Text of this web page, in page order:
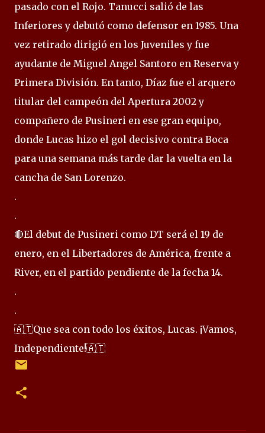
pasado con el Rojo. Tanucci salió de las
Inferiores y debutó como defensor en 1985. Una
vez retirado dirigió en los Juveniles y fue
ayudante de Miguel Angel Santoro en Reserva y
Primera División. En tanto, Díaz fue el arquero
titular del campeón del Apertura 2002 y
compañero de Pusineri en ese gran equipo,
donde Lucas hizo el gol decisivo contra Boca
para una semana más tarde dar la vuelta en la
cancha de San Lorenzo.
.
.
🔴El debut de Pusineri como DT será el 19 de
enero, en el Libertadores de América, frente a
River, en el partido pendiente de la fecha 14.
.
.
🇦🇹Que sea con todo los éxitos, Lucas. ¡Vamos,
Independiente!🇦🇹